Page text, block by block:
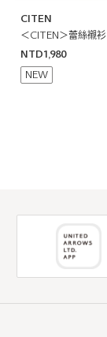
CITEN
＜CITEN＞蕾絲襯衫
NTD1,980
NEW